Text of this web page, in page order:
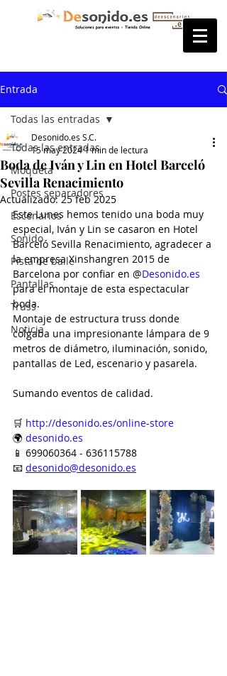
Entrada
Todas las entradas
Moqueta
Postes separadores
Escenarios
Sonido
Pista de baile
Pantallas
Truss
Noticia
Todas las entradas
Boda de Iván y Lin en Hotel Barceló
Sevilla Renacimiento
Desonido.es S.C.
15 may 20241 min de lectura
Actualizado:25 feb 2025
Este Lunes hemos tenido una boda muy
especial, Iván y Lin se casaron en Hotel
Barceló Sevilla Renacimiento, agradecer a
la empresa Xinshangren 2015 de
Barcelona por confiar en @Desonido.es
para el montaje de esta espectacular
boda.
Montaje de estructura truss donde
colgaba una impresionante lámpara de 9
metros de diámetro, iluminación, sonido,
pantallas de Led, escenario y pasarela.
Sumando eventos de calidad.
🛒 http://desonido.es/online-store
🌍 desonido.es
📱 699060364 - 636115788
📧 desonido@desonido.es